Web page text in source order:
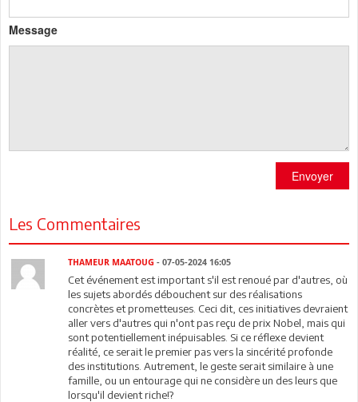
Message
Envoyer
Les Commentaires
THAMEUR MAATOUG - 07-05-2024 16:05
Cet événement est important s'il est renoué par d'autres, où
les sujets abordés débouchent sur des réalisations
concrètes et prometteuses. Ceci dit, ces initiatives devraient
aller vers d'autres qui n'ont pas reçu de prix Nobel, mais qui
sont potentiellement inépuisables. Si ce réflexe devient
réalité, ce serait le premier pas vers la sincérité profonde
des institutions. Autrement, le geste serait similaire à une
famille, ou un entourage qui ne considère un des leurs que
lorsqu'il devient riche!?